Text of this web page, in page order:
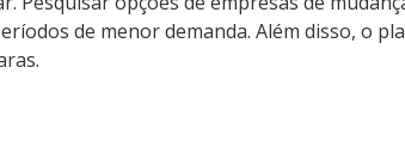
de menor demanda. Além disso, o